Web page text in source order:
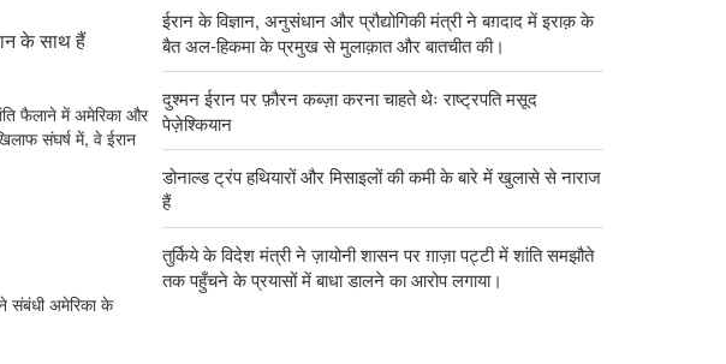
के साथ हैं
फैलाने में अमेरिका और
संघर्ष में, वे ईरान
संबंधी अमेरिका के
ईरान के विज्ञान, अनुसंधान और प्रौद्योगिकी मंत्री ने बग़दाद में इराक़ के
बैत अल-हिकमा के प्रमुख से मुलाक़ात और बातचीत की।
दुश्मन ईरान पर फ़ौरन कब्ज़ा करना चाहते थेः राष्ट्रपति मसूद
पेज़ेश्कियान
डोनाल्ड ट्रंप हथियारों और मिसाइलों की कमी के बारे में खुलासे से नाराज
हैं
तुर्किये के विदेश मंत्री ने ज़ायोनी शासन पर ग़ाज़ा पट्टी में शांति समझौते
तक पहुँचने के प्रयासों में बाधा डालने का आरोप लगाया।